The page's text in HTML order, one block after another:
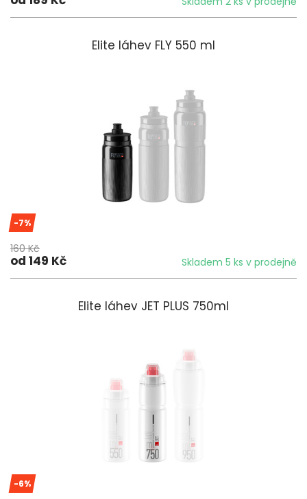
Elite láhev FLY 550 ml
-7%
160 Kč
od 149 Kč Skladem 5 ks v prodejně
Elite láhev JET PLUS 750ml
-6%